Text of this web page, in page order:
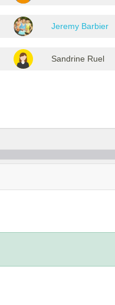
Jeremy Barbier
Sandrine Ruel